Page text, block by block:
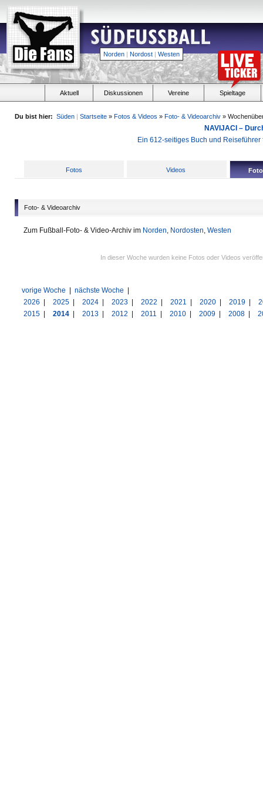
Norden | Nordost | Westen
Aktuell Diskussionen Vereine Spieltage
Du bist hier: Süden | Startseite » Fotos & Videos » Foto- & Videoarchiv »
NAVIJACI –
Ein 612-seitiges Buch und
Fotos Videos
Foto- & Videoarchiv
Zum Fußball-Foto- & Video-Archiv im Norden, Nordosten, Westen
In dieser Woche wurden keine Fotos oder Videos
vorige Woche nächste Woche
2026
2025 2024 2023 2022 2021 2020 2019
2015
2014 2013 2012 2011 2010 2009 2008